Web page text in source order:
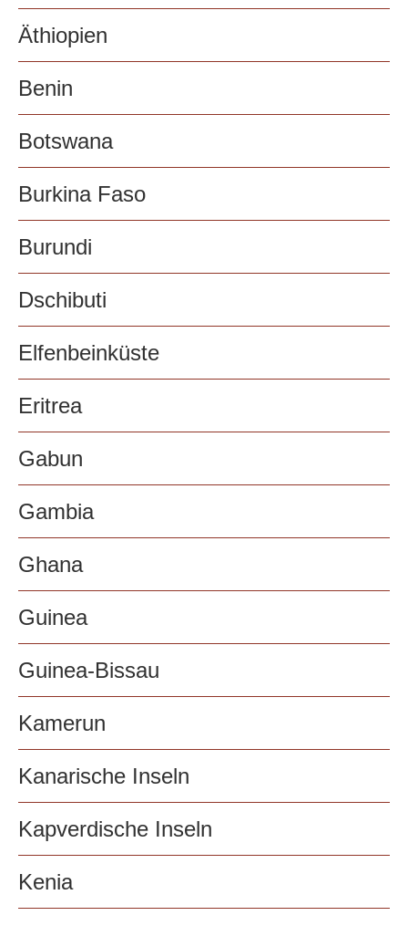
Äthiopien
Benin
Botswana
Burkina Faso
Burundi
Dschibuti
Elfenbeinküste
Eritrea
Gabun
Gambia
Ghana
Guinea
Guinea-Bissau
Kamerun
Kanarische Inseln
Kapverdische Inseln
Kenia